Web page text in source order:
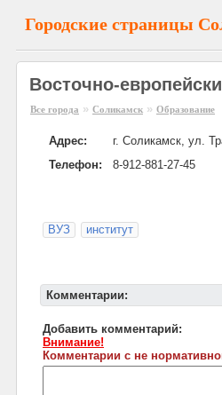
Городские страницы
Восточно-
Все города » Соликамск » Образование
Адрес:
г. Соликамск, ул.
Телефон:
8-912-881-27-45
ВУЗ институт
Комментарии:
Добавить комментарий:
Внимание!
Комментарии с не